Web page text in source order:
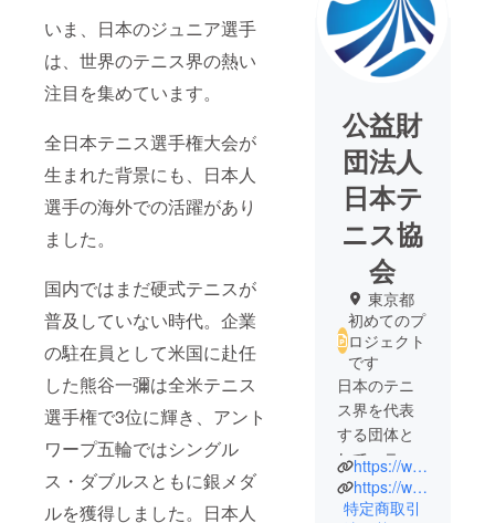
いま、日本のジュニア選手
は、世界のテニス界の熱い
注目を集めています。
全日本テニス選手権大会が
生まれた背景にも、日本人
選手の海外での活躍があり
ました。
国内ではまだ硬式テニスが
普及していない時代。企業
の駐在員として米国に赴任
した熊谷一彌は全米テニス
選手権で3位に輝き、アント
ワープ五輪ではシングル
ス・ダブルスともに銀メダ
ルを獲得しました。日本人
公益財
団法人
日本テ
ニス協
会
東京都
初めてのプ
ロジェクト
です
日本のテニ
ス界を代表
する団体と
して、テニ
ス競技の普
及・振興を
https://www.jta-tennis.or.jp/alljapan.aspx
https://www.jta-tennis.or.jp/
特定商取引